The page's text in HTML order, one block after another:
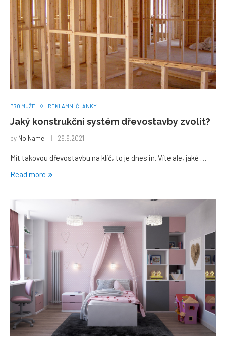
PRO MUŽE REKLAMNÍ ČLÁNKY
Jaký konstrukční systém dřevostavby zvolit?
by No Name 29.9.2021
Mít takovou dřevostavbu na klíč, to je dnes in. Víte ale, jaké …
Read more